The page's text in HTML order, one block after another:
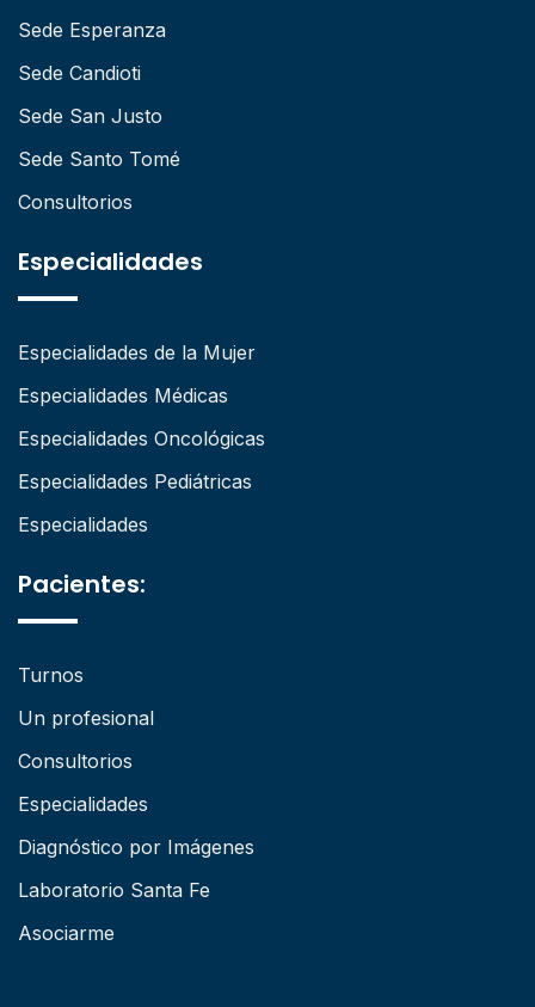
Sede Esperanza
Sede Candioti
Sede San Justo
Sede Santo Tomé
Consultorios
Especialidades
Especialidades de la Mujer
Especialidades Médicas
Especialidades Oncológicas
Especialidades Pediátricas
Especialidades
Pacientes:
Turnos
Un profesional
Consultorios
Especialidades
Diagnóstico por Imágenes
Laboratorio Santa Fe
Asociarme